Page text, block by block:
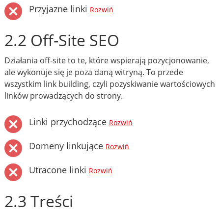
Przyjazne linki Rozwiń
2.2 Off-Site SEO
Działania off-site to te, które wspierają pozycjonowanie,
ale wykonuje się je poza daną witryną. To przede
wszystkim link building, czyli pozyskiwanie wartościowych
linków prowadzących do strony.
Linki przychodzące Rozwiń
Domeny linkujące Rozwiń
Utracone linki Rozwiń
2.3 Treści